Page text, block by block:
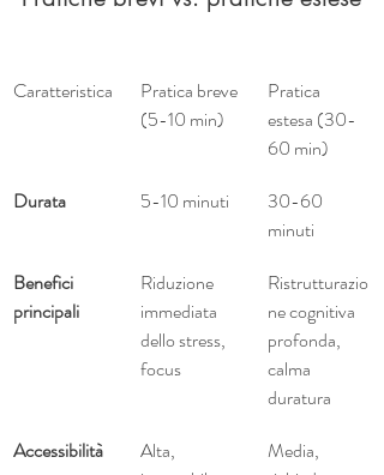
Caratteristica
Pratica breve
(5-10 min)
Pratica
estesa (30-
60 min)
Durata
5-10 minuti
30-60
minuti
Benefici
principali
Riduzione
immediata
dello stress,
focus
Ristrutturazio
ne cognitiva
profonda,
calma
duratura
Accessibilità
Alta,
Media,